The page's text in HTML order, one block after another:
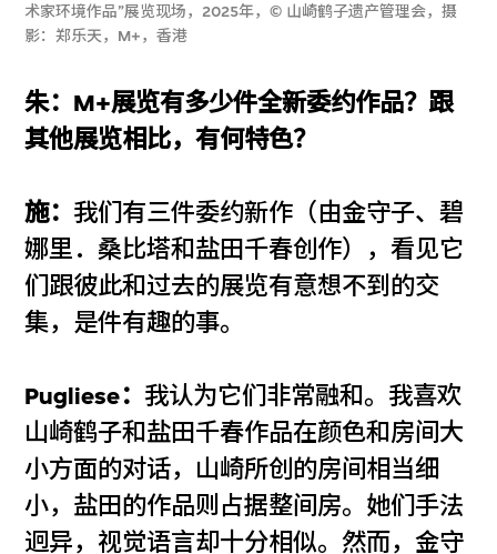
术家环境作品”展览现场，2025年，© 山崎鹤子遗产管理会，摄
影：郑乐天，M+，香港
朱：M+展览有多少件全新委约作品？跟
其他展览相比，有何特色？
施： 我们有三件委约新作（由金守子、碧
娜里．桑比塔和盐田千春创作），看见它
们跟彼此和过去的展览有意想不到的交
集，是件有趣的事。
Pugliese： 我认为它们非常融和。我喜欢
山崎鹤子和盐田千春作品在颜色和房间大
小方面的对话，山崎所创的房间相当细
小，盐田的作品则占据整间房。她们手法
迥异，视觉语言却十分相似。然而，金守